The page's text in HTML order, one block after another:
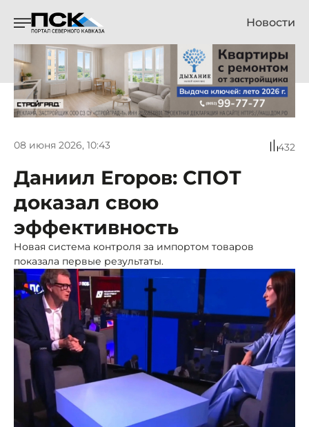
Новости
08 июня 2026, 10:43 432
Даниил Егоров: СПОТ
доказал свою
эффективность
Новая система контроля за импортом товаров
показала первые результаты.